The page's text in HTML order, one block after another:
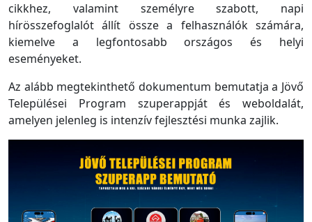
cikkhez, valamint személyre szabott, napi
hírösszefoglalót állít össze a felhasználók számára,
kiemelve a legfontosabb országos és helyi
eseményeket.
Az alább megtekinthető dokumentum bemutatja a Jövő
Települései Program szuperappját és weboldalát,
amelyen jelenleg is intenzív fejlesztési munka zajlik.